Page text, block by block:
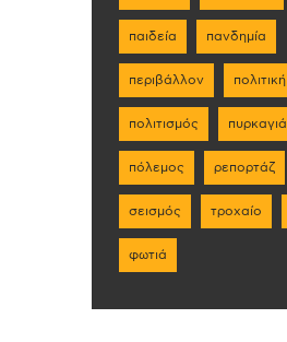
παιδεία πανδημία
περιβάλλον πολιτική
πολιτισμός πυρκαγιά
πόλεμος ρεπορτάζ
σεισμός τροχαίο
φωτιά